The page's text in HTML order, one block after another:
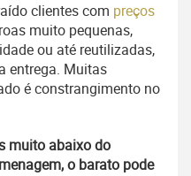
clientes com preços
muito pequenas,
ou até reutilizadas,
entrega. Muitas
é constrangimento no
muito abaixo do
o barato pode